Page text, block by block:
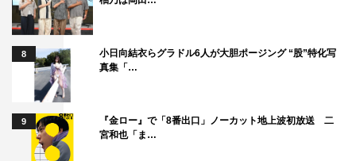
8
小日向結衣らグラドル6人が大胆ポージング “股”特化写
真集「…
9
『金ロー』で「8番出口」ノーカット地上波初放送 二
宮和也「ま…